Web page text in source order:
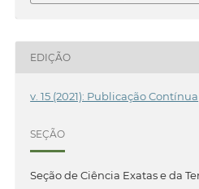
EDIÇÃO
v. 15 (2021): Publicação Contínua
SEÇÃO
Seção de Ciência Exatas e da